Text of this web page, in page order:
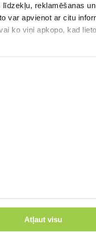
reklamēšanas
var apvienot ar citu
ko viņi apkopo, kad
Atļaut visu
mums